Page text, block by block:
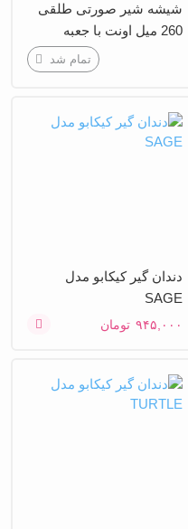
شیشه شیر صورتی طلقی
260 میل اونت با جعبه
تمام شد
دندان گیر کیکابو مدل
SAGE
۹۴۵,۰۰۰ تومان